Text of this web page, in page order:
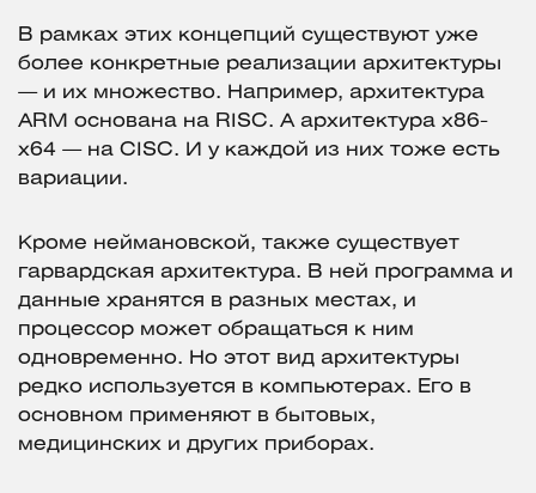
В рамках этих концепций существуют уже
более конкретные реализации архитектуры
— и их множество. Например, архитектура
ARM основана на RISC. А архитектура x86-
x64 — на CISC. И у каждой из них тоже есть
вариации.
Кроме неймановской, также существует
гарвардская архитектура. В ней программа и
данные хранятся в разных местах, и
процессор может обращаться к ним
одновременно. Но этот вид архитектуры
редко используется в компьютерах. Его в
основном применяют в бытовых,
медицинских и других приборах.